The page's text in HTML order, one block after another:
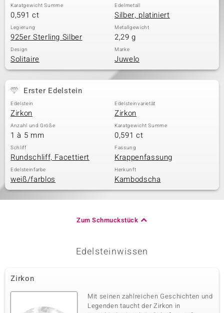
Classics
Karatgewicht Summe
0,591 ct
Edelmetall
Silber, platiniert
Legierung
925er Sterling Silber
Metallgewicht
2,29 g
Design
Solitaire
Marke
Juwelo
Erster Edelstein
Edelstein
Zirkon
Edelsteinvarietät
Zirkon
Anzahl und Größe
1 à 5 mm
Karatgewicht Summe
0,591 ct
Schliff
Rundschliff, Facettiert
Fassung
Krappenfassung
Edelsteinfarbe
weiß/farblos
Herkunft
Kambodscha
Zum Schmuckstück
Edelsteinwissen
Zirkon
Mit seinen zahlreichen Geschichten und
Legenden taucht der Zirkon in